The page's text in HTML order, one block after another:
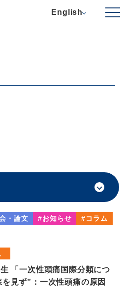
English
・論文 #お知らせ
#コラム
「一次性頭痛国際分類につ
見ず”：一次性頭痛の原因